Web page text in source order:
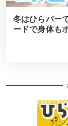
冬はひらパー
ードで身体も